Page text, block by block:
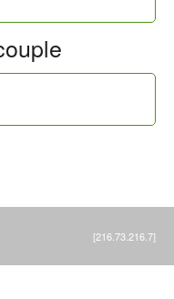
[216.73.216.7]